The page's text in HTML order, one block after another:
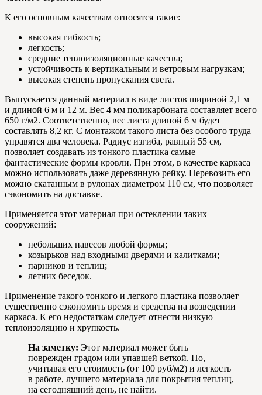
К его основным качествам относятся такие:
высокая гибкость;
легкость;
средние теплоизоляционные качества;
устойчивость к вертикальным и ветровым нагрузкам;
высокая степень пропускания света.
Выпускается данный материал в виде листов шириной 2,1 м
и длиной 6 м и 12 м. Вес 4 мм поликарбоната составляет всего
650 г/м2. Соответственно, вес листа длиной 6 м будет
составлять 8,2 кг. С монтажом такого листа без особого труда
управятся два человека. Радиус изгиба, равный 55 см,
позволяет создавать из тонкого пластика самые
фантастические формы кровли. При этом, в качестве каркаса
можно использовать даже деревянную рейку. Перевозить его
можно скатанным в рулонах диаметром 110 см, что позволяет
сэкономить на доставке.
Применяется этот материал при остеклении таких
сооружений:
небольших навесов любой формы;
козырьков над входными дверями и калитками;
парников и теплиц;
летних беседок.
Применение такого тонкого и легкого пластика позволяет
существенно сэкономить время и средства на возведении
каркаса. К его недостаткам следует отнести низкую
теплоизоляцию и хрупкость.
На заметку: Этот материал может быть
поврежден градом или упавшей веткой. Но,
учитывая его стоимость (от 100 руб/м2) и легкость
в работе, лучшего материала для покрытия теплиц,
на сегодняшний день, не найти.